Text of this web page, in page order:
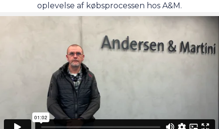
oplevelse af købsprocessen hos A&M.